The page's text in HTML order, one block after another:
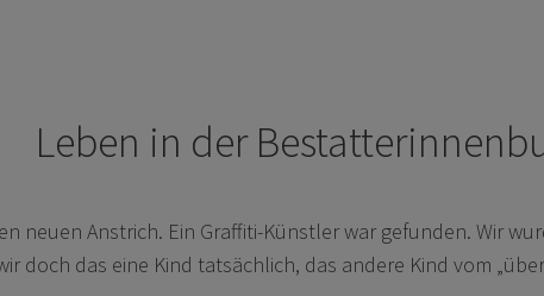
Leben in der
neuen Anstrich. Ein Graffiti-Künstler war gefunden. Wir
doch das eine Kind tatsächlich, das andere Kind vom